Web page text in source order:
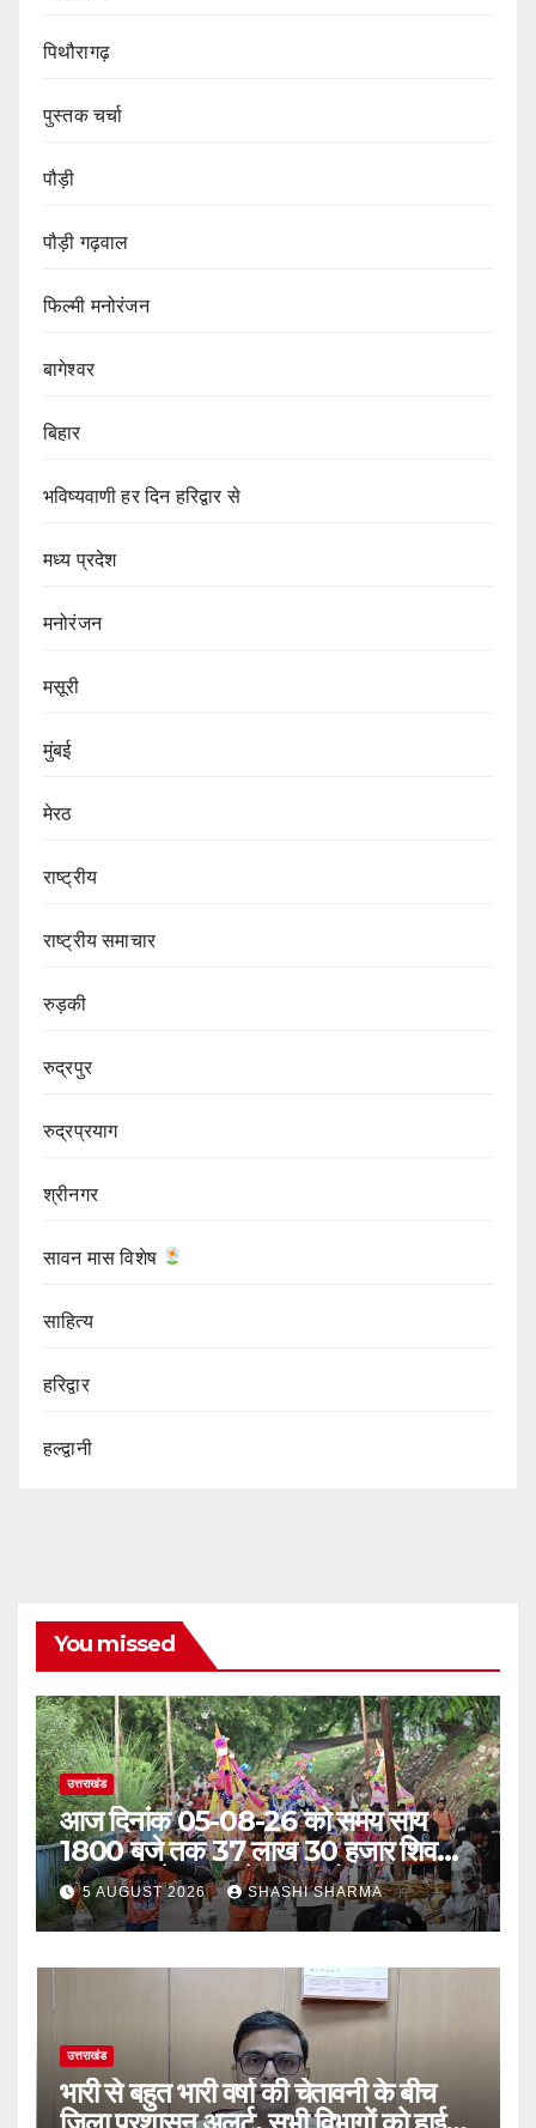
पिथौरागढ़
पुस्तक चर्चा
पौड़ी
पौड़ी गढ़वाल
फिल्मी मनोरंजन
बागेश्वर
बिहार
भविष्यवाणी हर दिन हरिद्वार से
मध्य प्रदेश
मनोरंजन
मसूरी
मुंबई
मेरठ
राष्ट्रीय
राष्ट्रीय समाचार
रुड़की
रुद्रपुर
रुद्रप्रयाग
श्रीनगर
सावन मास विशेष
साहित्य
हरिद्वार
हल्द्वानी
You missed
उत्तराखंड
आज दिनांक 05-08-26 को समय साय
1800 बजे तक 37 लाख 30 हजार शिव
भक्त जल लेकर अपने गंतव्य को प्रस्थान कर
चुके
5 AUGUST 2026 SHASHI SHARMA
उत्तराखंड
भारी से बहुत भारी वर्षा की चेतावनी के बीच